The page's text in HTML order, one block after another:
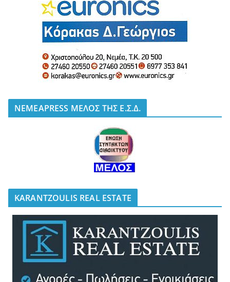
NEMEAPRESS ΜΕΛΟΣ ΤΗΣ Ε.Σ.Δ.
KARANTZOULIS REAL ESTATE